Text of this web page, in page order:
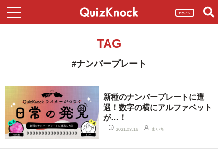
ログイン
TAG
#ナンバープレート
新種のナンバープレートに遭
遇！数字の横にアルファベット
が…！
2021.03.16 まいち